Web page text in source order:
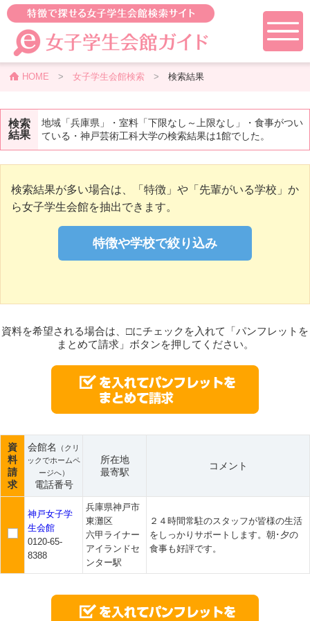
HOME > 女子学生会館検索> 検索結果
検索
結果
地域「兵庫県」・室料「下限なし～上限なし」・食事がつい
ている・神戸芸術工科大学の検索結果は1館でした。
検索結果が多い場合は、「特徴」や「先輩がいる学校」か
ら女子学生会館を抽出できます。
資料を希望される場合は、□にチェックを入れて「パンフレットを
まとめて請求」ボタンを押してください。
資
料
請
求
会館名
（クリ
ックでホームペ
ージへ）
電話番号
所在地
最寄駅
コメント
神戸女子学
生会館
0120-65-
8388
兵庫県神戸市
東灘区
六甲ライナー
アイランドセ
ンター駅
２４時間常駐のスタッフが皆様の生活
をしっかりサポートします。朝･夕の
食事も好評です。